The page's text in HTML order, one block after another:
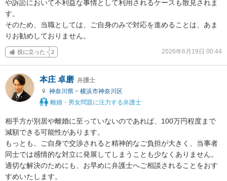
や訴訟において不利益な事情として利用されるケースも散見されま
す。
そのため、当職としては、ご自身のみで対応を進めることは、あま
りお勧めしておりません。
役に立った 2 2026年6月19日 00:44
本庄 卓磨 弁護士
神奈川県 > 横浜市神奈川区
離婚・男女問題に注力する弁護士
相手方が別居や離婚に至っていないのであれば、100万円程度まで
減額できる可能性があります。
もっとも、ご自身で交渉されると精神的なご負担が大きく、当事者
同士では感情的な対立に発展してしまうことも少なくありません。
適切な解決のためにも、お早めに弁護士へご相談されることをおす
すめいたします。